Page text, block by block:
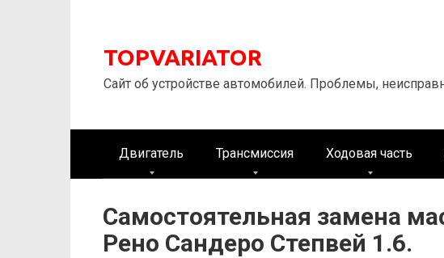
TOPVARIATOR
Сайт об устройстве автомобилей. Проблемы,
Двигатель Трансмиссия Ходовая часть
Самостоятельная замена
Рено Сандеро Степвей 1.6.